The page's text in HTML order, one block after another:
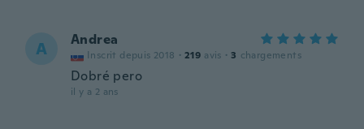
A Andrea
Inscrit depuis 2018 · 219 avis · 3 chargements
Dobré pero
il y a 2 ans